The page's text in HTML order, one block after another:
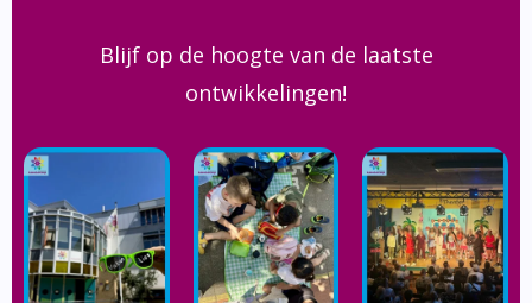
Blijf op de hoogte van de laatste
ontwikkelingen!